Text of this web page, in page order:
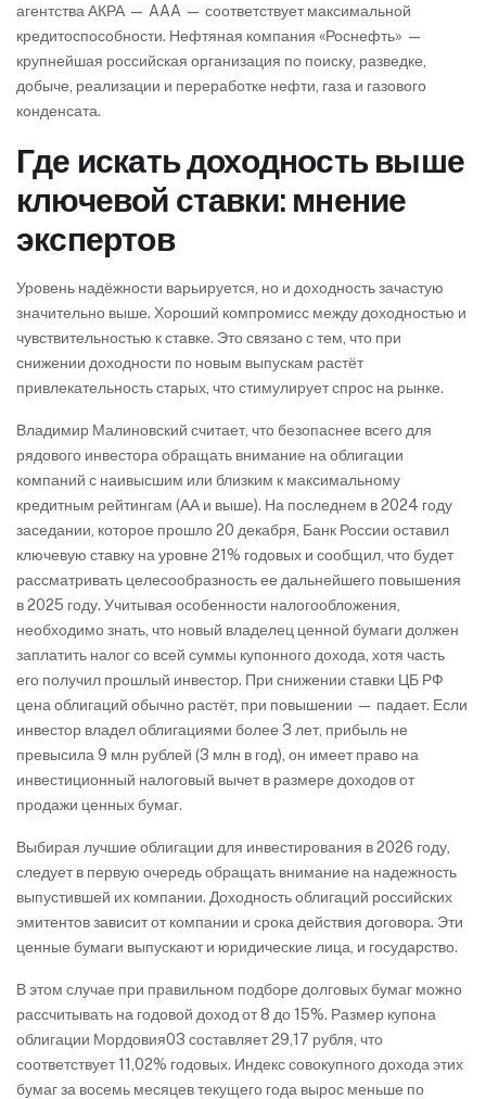
агентства АКРА — AAA — соответствует максимальной
кредитоспособности. Нефтяная компания «Роснефть» —
крупнейшая российская организация по поиску, разведке,
добыче, реализации и переработке нефти, газа и газового
конденсата.
Где искать доходность выше
ключевой ставки: мнение
экспертов
Уровень надёжности варьируется, но и доходность зачастую
значительно выше. Хороший компромисс между доходностью и
чувствительностью к ставке. Это связано с тем, что при
снижении доходности по новым выпускам растёт
привлекательность старых, что стимулирует спрос на рынке.
Владимир Малиновский считает, что безопаснее всего для
рядового инвестора обращать внимание на облигации
компаний с наивысшим или близким к максимальному
кредитным рейтингам (АА и выше). На последнем в 2024 году
заседании, которое прошло 20 декабря, Банк России оставил
ключевую ставку на уровне 21% годовых и сообщил, что будет
рассматривать целесообразность ее дальнейшего повышения
в 2025 году. Учитывая особенности налогообложения,
необходимо знать, что новый владелец ценной бумаги должен
заплатить налог со всей суммы купонного дохода, хотя часть
его получил прошлый инвестор. При снижении ставки ЦБ РФ
цена облигаций обычно растёт, при повышении — падает. Если
инвестор владел облигациями более 3 лет, прибыль не
превысила 9 млн рублей (3 млн в год), он имеет право на
инвестиционный налоговый вычет в размере доходов от
продажи ценных бумаг.
Выбирая лучшие облигации для инвестирования в 2026 году,
следует в первую очередь обращать внимание на надежность
выпустившей их компании. Доходность облигаций российских
эмитентов зависит от компании и срока действия договора. Эти
ценные бумаги выпускают и юридические лица, и государство.
В этом случае при правильном подборе долговых бумаг можно
рассчитывать на годовой доход от 8 до 15%. Размер купона
облигации Мордовия03 составляет 29,17 рубля, что
соответствует 11,02% годовых. Индекс совокупного дохода этих
бумаг за восемь месяцев текущего года вырос меньше по